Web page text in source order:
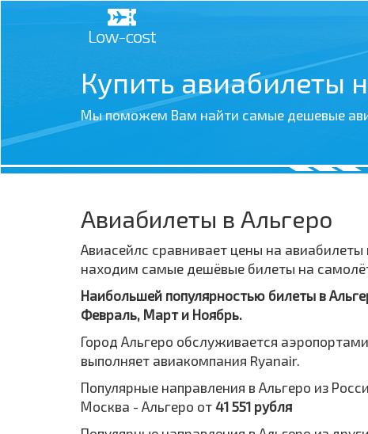
Купить авиабилеты
Мы поможем Вам найти самые дешевые
Авиабилеты в Альгеро
Авиасейлс сравнивает цены на
находим самые дешёвые билеты на
Наибольшей популярностью билеты в
Февраль, Март и Ноябрь.
Город Альгеро обслуживается
выполняет авиакомпания Ryanair.
Популярные направления в Альгеро из
Москва - Альгеро от 41 551 рубля